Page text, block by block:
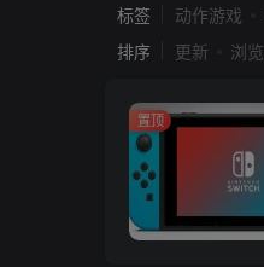
标签 动作游戏
排序
更新 浏览
置顶